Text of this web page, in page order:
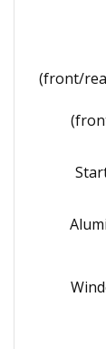
(front/